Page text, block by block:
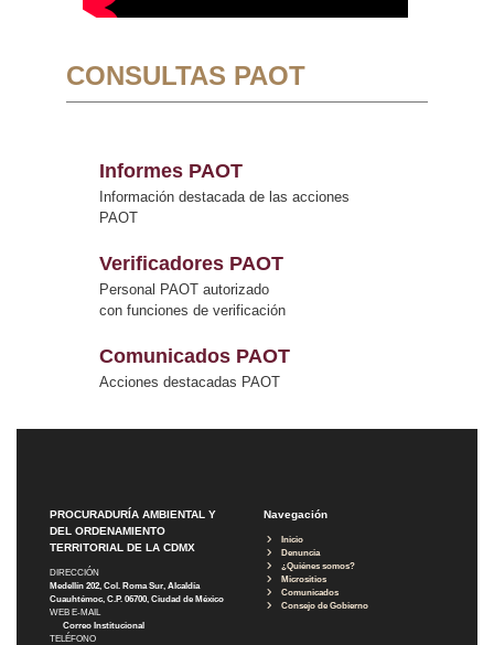
CONSULTAS PAOT
Informes PAOT
Información destacada de las acciones
PAOT
Verificadores PAOT
Personal PAOT autorizado
con funciones de verificación
Comunicados PAOT
Acciones destacadas PAOT
PROCURADURÍA AMBIENTAL Y
DEL ORDENAMIENTO
TERRITORIAL DE LA CDMX
DIRECCIÓN
Medellín 202, Col. Roma Sur, Alcaldía
Cuauhtémoc, C.P. 06700, Ciudad de México
WEB E-MAIL
Correo Institucional
TELÉFONO
Navegación
Inicio
Denuncia
¿Quiénes somos?
Micrositios
Comunicados
Consejo de Gobierno